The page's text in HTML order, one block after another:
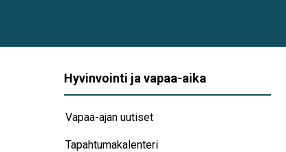
(Navigation)
Hyvinvointi ja vapaa-aika
Vapaa-ajan uutiset
Tapahtumakalenteri